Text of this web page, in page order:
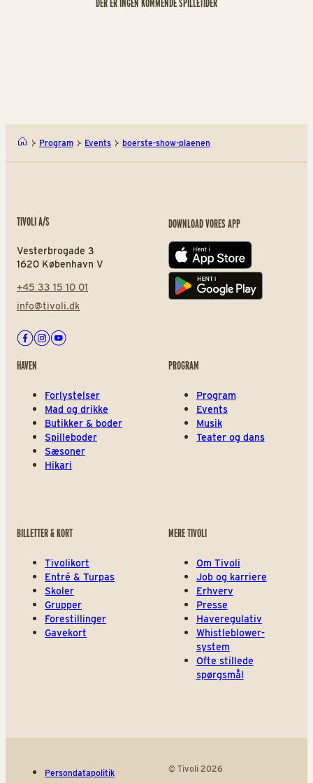
DER ER INGEN KOMMENDE SPILLETIDER
Program Events boerste-show-plaenen
TIVOLI A/S
Vesterbrogade 3
1620 København V
+45 33 15 10 01
info@tivoli.dk
Facebook
Instagram
Youtube
DOWNLOAD VORES APP
App store
Play store
HAVEN
Forlystelser
Mad og drikke
Butikker & boder
Spilleboder
Sæsoner
Hikari
PROGRAM
Program
Events
Musik
Teater og dans
BILLETTER & KORT
Tivolikort
Entré & Turpas
Skoler
Grupper
Forestillinger
Gavekort
MERE TIVOLI
Om Tivoli
Job og karriere
Erhverv
Presse
Haveregulativ
Whistleblower-
system
Ofte stillede
spørgsmål
Persondatapolitik
© Tivoli 2026